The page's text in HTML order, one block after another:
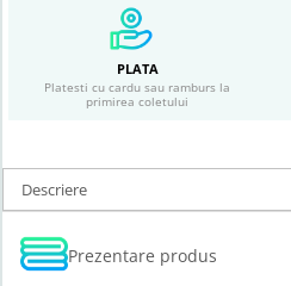
PLATA
Platesti cu cardu sau ramburs la
primirea coletului
Descriere
Prezentare produs